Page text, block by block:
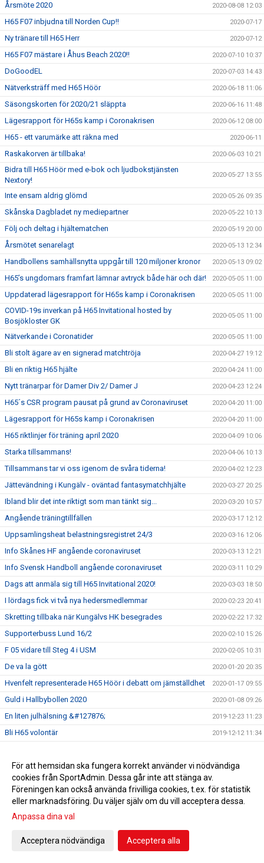
Årsmöte 2020 2020-08-08 12:03
H65 F07 inbjudna till Norden Cup!! 2020-07-17
Ny tränare till H65 Herr 2020-07-12
H65 F07 mästare i Åhus Beach 2020!! 2020-07-10 10:37
DoGoodEL 2020-07-03 14:43
Nätverksträff med H65 Höör 2020-06-18 11:06
Säsongskorten för 2020/21 släppta 2020-06-16 11:48
Lägesrapport för H65s kamp i Coronakrisen 2020-06-12 08:00
H65 - ett varumärke att räkna med 2020-06-11
Raskakorven är tillbaka! 2020-06-03 10:21
Bidra till H65 Höör med e-bok och ljudbokstjänsten
Nextory!
2020-05-27 13:55
Inte ensam aldrig glömd 2020-05-26 09:35
Skånska Dagbladet ny mediepartner 2020-05-22 10:13
Följ och deltag i hjältematchen 2020-05-19 20:00
Årsmötet senarelagt 2020-05-13 12:34
Handbollens samhällsnytta uppgår till 120 miljoner kronor 2020-05-13 09:02
H65’s ungdomars framfart lämnar avtryck både här och där! 2020-05-05 11:00
Uppdaterad lägesrapport för H65s kamp i Coronakrisen 2020-05-05 11:00
COVID-19s inverkan på H65 Invitational hosted by
Bosjökloster GK
2020-05-05 11:00
Nätverkande i Coronatider 2020-05-05 11:00
Bli stolt ägare av en signerad matchtröja 2020-04-27 19:12
Bli en riktig H65 hjälte 2020-04-24 11:00
Nytt tränarpar för Damer Div 2/ Damer J 2020-04-23 12:24
H65´s CSR program pausat på grund av Coronaviruset 2020-04-20 11:00
Lägesrapport för H65s kamp i Coronakrisen 2020-04-20 11:00
H65 riktlinjer för träning april 2020 2020-04-09 10:06
Starka tillsammans! 2020-04-06 10:13
Tillsammans tar vi oss igenom de svåra tiderna! 2020-04-02 12:23
Jättevändning i Kungälv - oväntad fantasymatchhjälte 2020-03-27 20:25
Ibland blir det inte riktigt som man tänkt sig... 2020-03-20 10:57
Angående träningtillfällen 2020-03-17 12:12
Uppsamlingsheat belastningsregistret 24/3 2020-03-16 12:06
Info Skånes HF angående coronaviruset 2020-03-13 12:21
Info Svensk Handboll angående coronaviruset 2020-03-11 10:29
Dags att anmäla sig till H65 Invitational 2020! 2020-03-03 18:50
I lördags fick vi två nya hedersmedlemmar 2020-02-23 20:41
Skretting tillbaka när Kungälvs HK besegrades 2020-02-22 17:32
Supporterbuss Lund 16/2 2020-02-10 15:26
F 05 vidare till Steg 4 i USM 2020-02-05 10:31
De va la gött 2020-01-20 20:35
Hvenfelt representerade H65 Höör i debatt om jämställdhet 2020-01-17 09:55
Guld i Hallbybollen 2020 2020-01-08 09:26
En liten julhälsning &#127876; 2019-12-23 11:23
Bli H65 volontär 2019-12-12 11:34
Flickor A vidare till Steg 3 i USM 2019-11-25 09:51
Radiointervju med tre tjejer från F 09 2019-11-13 11:16
Save the date! 2019-11-05 14:45
Grym Gry och pigg Pripp när Heid besegrades
EHF-cupen: Knapp seger efter stark insats
5-6/10 spelas USM i HÖÖR! Gratis inträde! Välkommen!
För att hemsidan ska fungera korrekt använder vi nödvändiga
cookies från SportAdmin. Dessa går inte att stänga av.
Föreningen kan också använda frivilliga cookies, t.ex. för statistik
eller marknadsföring. Du väljer själv om du vill acceptera dessa.
Anpassa dina val
Acceptera nödvändiga Acceptera alla